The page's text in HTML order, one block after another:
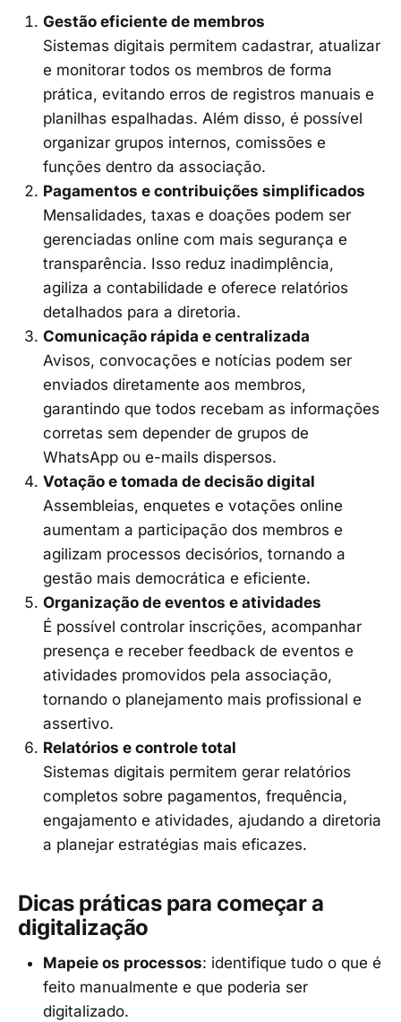
Gestão eficiente de membros
Sistemas digitais permitem cadastrar, atualizar
e monitorar todos os membros de forma
prática, evitando erros de registros manuais e
planilhas espalhadas. Além disso, é possível
organizar grupos internos, comissões e
funções dentro da associação.
Pagamentos e contribuições simplificados
Mensalidades, taxas e doações podem ser
gerenciadas online com mais segurança e
transparência. Isso reduz inadimplência,
agiliza a contabilidade e oferece relatórios
detalhados para a diretoria.
Comunicação rápida e centralizada
Avisos, convocações e notícias podem ser
enviados diretamente aos membros,
garantindo que todos recebam as informações
corretas sem depender de grupos de
WhatsApp ou e-mails dispersos.
Votação e tomada de decisão digital
Assembleias, enquetes e votações online
aumentam a participação dos membros e
agilizam processos decisórios, tornando a
gestão mais democrática e eficiente.
Organização de eventos e atividades
É possível controlar inscrições, acompanhar
presença e receber feedback de eventos e
atividades promovidos pela associação,
tornando o planejamento mais profissional e
assertivo.
Relatórios e controle total
Sistemas digitais permitem gerar relatórios
completos sobre pagamentos, frequência,
engajamento e atividades, ajudando a diretoria
a planejar estratégias mais eficazes.
Dicas práticas para começar a
digitalização
Mapeie os processos: identifique tudo o que é
feito manualmente e que poderia ser
digitalizado.